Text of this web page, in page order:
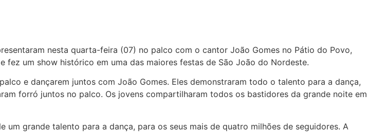
nesta quarta-feira (07) no palco com o cantor João Gomes no Pátio do Povo,
fez um show histórico em uma das maiores festas de São João do Nordeste.
e dançarem juntos com João Gomes. Eles demonstraram todo o talento para a dança,
forró juntos no palco. Os jovens compartilharam todos os bastidores da grande noite em
grande talento para a dança, para os seus mais de quatro milhões de seguidores. A